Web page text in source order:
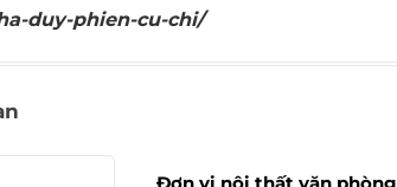
duy-phien-cu-chi/